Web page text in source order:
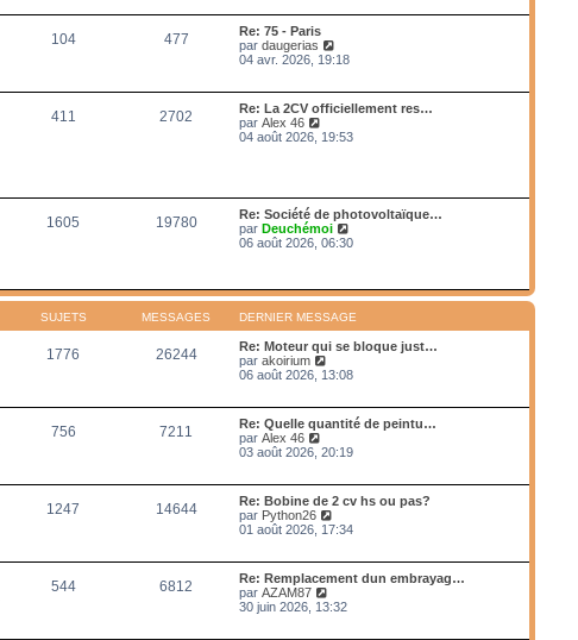
a
g
e
r
g
e
r
m
e
s
s
a
d
e
n
i
r
s
a
g
e
104 477
Re: 75 - Paris
pardaugerias
o
e
d
e
e
r
m
e
a
g
e
04 avr. 2026, 19:18
411 2702
Re: La 2CV officiellement res…
parAlex 46
o
e
r
n
r
e
s
s
a
g
04 août 2026, 19:53
1605 19780
Re: Société de photovoltaïque…
parDeuchémoi
o
e
d
r
n
i
e
m
e
s
g
e
06 août 2026, 06:30
SUJETS MESSAGES DERNIER MESSAGE
1776 26244
Re: Moteur qui se bloque just…
parakoirium
o
e
d
e
n
e
r
e
s
s
a
g
06 août 2026, 13:08
756 7211
Re: Quelle quantité de peintu…
parAlex 46
o
e
d
e
n
i
e
r
e
03 août 2026, 20:19
1247 14644
Re: Bobine de 2 cv hs ou pas?
par Python26
o
e
d
e
01 août 2026, 17:34
544 6812
Re: Remplacement dun embrayag…
parAZAM87
o
30 juin 2026, 13:32